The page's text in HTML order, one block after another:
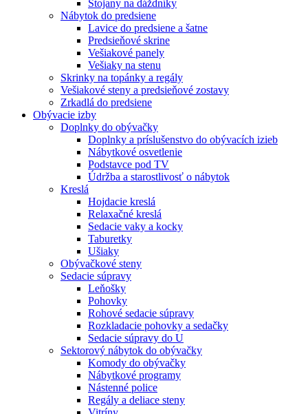
Stojany na dáždníky
Nábytok do predsiene
Lavice do predsiene a šatne
Predsieňové skrine
Vešiakové panely
Vešiaky na stenu
Skrinky na topánky a regály
Vešiakové steny a predsieňové zostavy
Zrkadlá do predsiene
Obývacie izby
Doplnky do obývačky
Doplnky a príslušenstvo do obývacích izieb
Nábytkové osvetlenie
Podstavce pod TV
Údržba a starostlivosť o nábytok
Kreslá
Hojdacie kreslá
Relaxačné kreslá
Sedacie vaky a kocky
Taburetky
Ušiaky
Obývačkové steny
Sedacie súpravy
Leňošky
Pohovky
Rohové sedacie súpravy
Rozkladacie pohovky a sedačky
Sedacie súpravy do U
Sektorový nábytok do obývačky
Komody do obývačky
Nábytkové programy
Nástenné police
Regály a deliace steny